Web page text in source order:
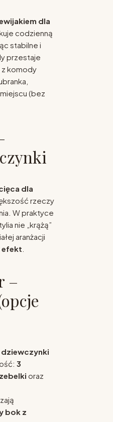
dla
codzienną
stabilne i
przestaje
komody
(bez
dla
rzeczy
W praktyce
nie „krążą”
aranżacji
efekt
–
3
oraz
bok z